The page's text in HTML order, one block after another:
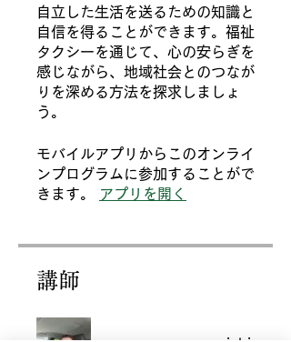
自立した生活を送るための知識と
自信を得ることができます。福祉
タクシーを通じて、心の安らぎを
感じながら、地域社会とのつなが
りを深める方法を探求しましょ
う。
モバイルアプリからこのオンライ
ンプログラムに参加することがで
きます。
アプリを開く
講師